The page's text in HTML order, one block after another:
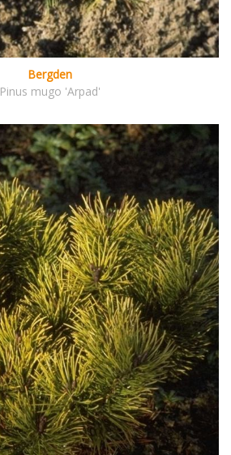
Bergden
Pinus mugo 'Arpad'